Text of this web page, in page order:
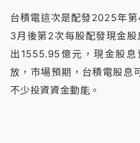
台積電這次是配發2025年
3月後第2次每股配發現金
出1555.95億元，現金股
放，市場預期，台積電股息
不少投資資金動能。